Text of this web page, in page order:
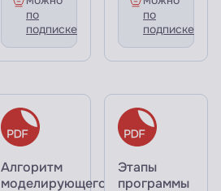
по
подписке
по
подписке
Алгоритм
моделирующего
Этапы
программы